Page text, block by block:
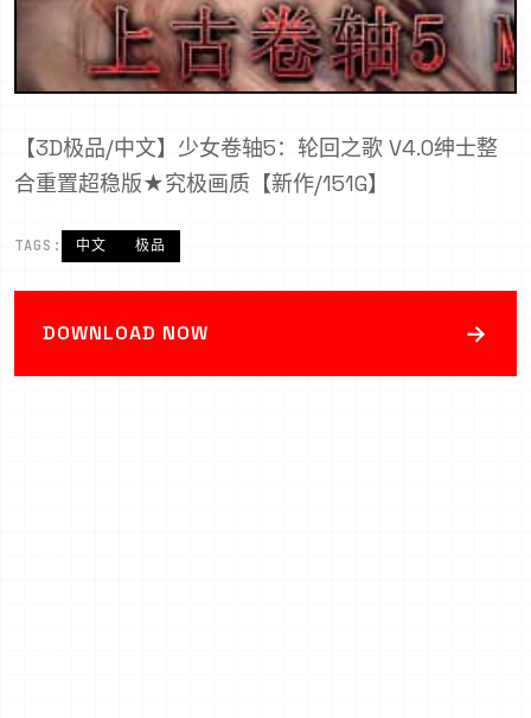
【3D极品/中文】少女卷轴5：轮回之歌 V4.0绅士整
合重置超稳版★究极画质【新作/151G】
TAGS: 中文 极品
DOWNLOAD NOW →